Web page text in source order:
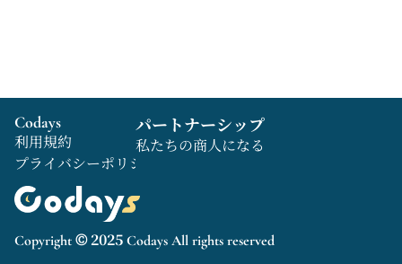
Copyright © 2025 Codays All rights reserved
Codays
利用規約
プライバシーポリシー
パートナーシップ
私たちの商人になる